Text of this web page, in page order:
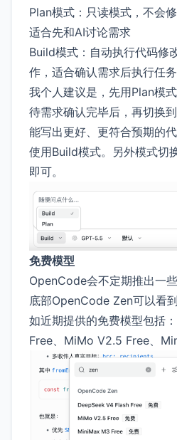
Plan模式：只读模式，不会
适合先和AI讨论需求
Build模式：自动执行代码修
作，适合确认需求后执行任务
我个人建议是，先用Plan模
待需求确认完毕后，再切换
能写出更好、更符合预期的
使用Build模式。另外模式切
即可。
免费模型
OpenCode会不定期推出一
底部OpenCode Zen可以看
如近期提供的免费模型包括
Free、MiMo V2.5 Free、